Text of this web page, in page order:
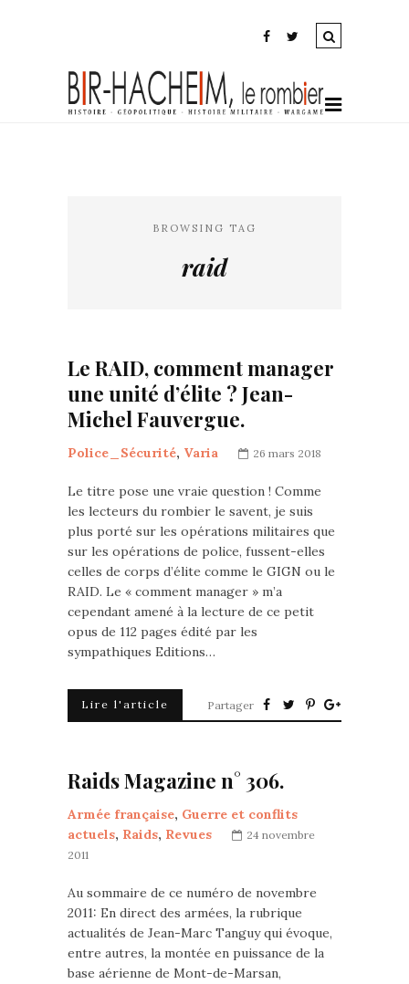
BROWSING TAG
raid
Le RAID, comment manager
une unité d’élite ? Jean-
Michel Fauvergue.
Police_Sécurité, Varia 26 mars 2018
Le titre pose une vraie question ! Comme
les lecteurs du rombier le savent, je suis
plus porté sur les opérations militaires que
sur les opérations de police, fussent-elles
celles de corps d’élite comme le GIGN ou le
RAID. Le « comment manager » m’a
cependant amené à la lecture de ce petit
opus de 112 pages édité par les
sympathiques Editions…
Lire l'article Partager
Raids Magazine n° 306.
Armée française, Guerre et conflits
actuels, Raids, Revues
24 novembre
2011
Au sommaire de ce numéro de novembre
2011: En direct des armées, la rubrique
actualités de Jean-Marc Tanguy qui évoque,
entre autres, la montée en puissance de la
base aérienne de Mont-de-Marsan,